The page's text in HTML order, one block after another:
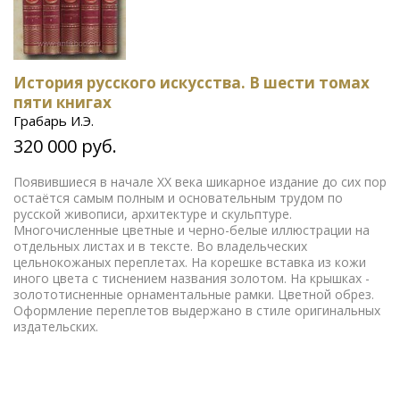
История русского искусства. В шести томах
пяти книгах
Грабарь И.Э.
320 000 руб.
Появившиеся в начале XX века шикарное издание до сих пор
остаётся самым полным и основательным трудом по
русской живописи, архитектуре и скульптуре.
Многочисленные цветные и черно-белые иллюстрации на
отдельных листах и в тексте. Во владельческих
цельнокожаных переплетах. На корешке вставка из кожи
иного цвета с тиснением названия золотом. На крышках -
золототисненные орнаментальные рамки. Цветной обрез.
Оформление переплетов выдержано в стиле оригинальных
издательских.